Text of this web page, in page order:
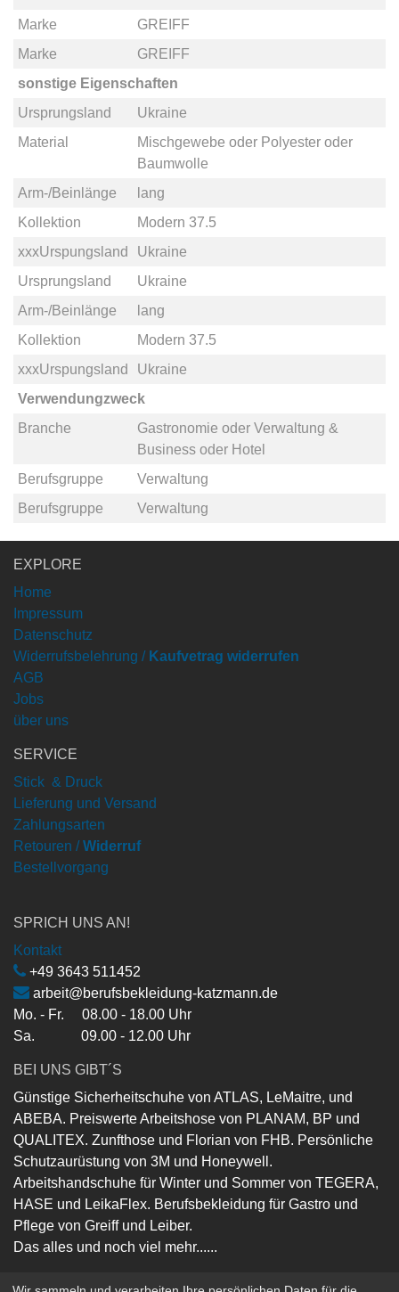
Marke
GREIFF
Marke
GREIFF
sonstige Eigenschaften
Ursprungsland
Ukraine
Material
Mischgewebe oder Polyesteroder
Baumwolle
Arm-/Beinlänge
lang
Kollektion
Modern 37.5
xxxUrspungsland
Ukraine
Ursprungsland
Ukraine
Arm-/Beinlänge
lang
Kollektion
Modern 37.5
xxxUrspungsland
Ukraine
Verwendungzweck
Branche
Gastronomie oder Verwaltung &
Businessoder Hotel
Berufsgruppe
Verwaltung
Berufsgruppe
Verwaltung
EXPLORE
Home
Impressum
Datenschutz
Widerrufsbelehrung / Kaufvetrag widerrufen
AGB
Jobs
über uns
SERVICE
Stick & Druck
Lieferung und Versand
Zahlungsarten
Retouren / Widerruf
Bestellvorgang
SPRICH UNS AN!
Kontakt
+49 3643 511452
arbeit@berufsbekleidung-katzmann.de
Mo. - Fr. 08.00 - 18.00 Uhr
Sa. 09.00 - 12.00 Uhr
BEI UNS GIBT´S
Günstige Sicherheitschuhe von ATLAS, LeMaitre, und
ABEBA. Preiswerte Arbeitshose von PLANAM, BP und
QUALITEX. Zunfthose und Florian von FHB. Persönliche
Schutzaurüstung von 3M und Honeywell.
Arbeitshandschuhe für Winter und Sommer von TEGERA,
HASE und LeikaFlex. Berufsbekleidung für Gastro und
Pflege von Greiff und Leiber.
Das alles und noch viel mehr......